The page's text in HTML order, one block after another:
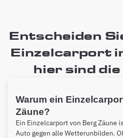
Entscheiden
Einzelcarport
hier sind
Warum ein
Zäune?
Ein Einzelcarport von Berg Zäune
Auto gegen alle Wetterunbilden.